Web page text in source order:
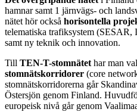
hamnar samt 1 järnvägs- och
nätet hör också horisontella
telematiska trafiksystem
samt ny teknik och innovation.
Till TEN-T-stomnätethar man
stomnätskorridorer (core
stomnätskorridorerna går
Östersjön genom Finland.
europeisk nivå går genom